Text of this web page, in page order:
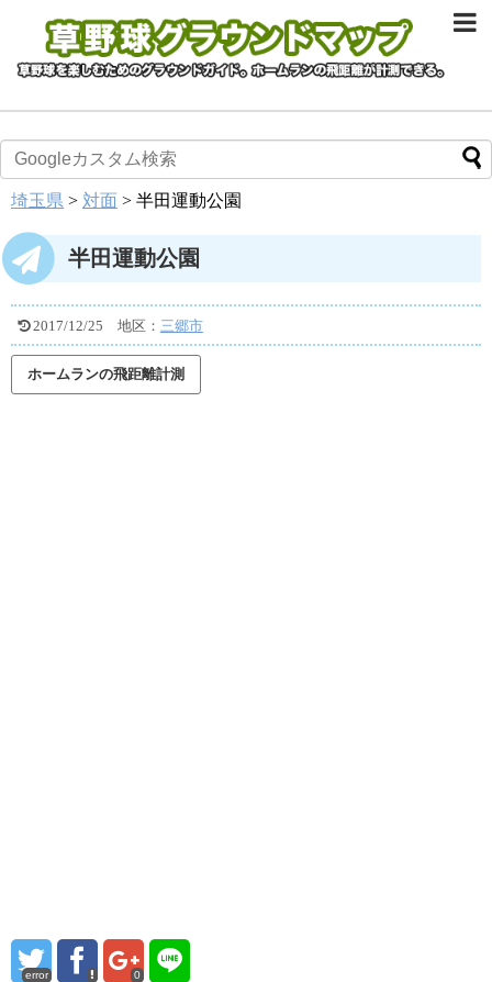
埼玉県 > 対面 > 半田運動公園
半田運動公園
2017/12/25 地区： 三郷市
error 0